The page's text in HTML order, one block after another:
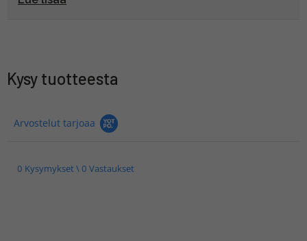
Kysy tuotteesta
Arvostelut tarjoaa
0 Kysymykset \ 0 Vastaukset